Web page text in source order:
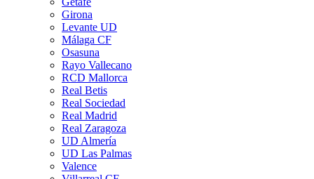
Girona
Levante UD
Málaga CF
Osasuna
Rayo Vallecano
RCD Mallorca
Real Betis
Real Sociedad
Real Madrid
Real Zaragoza
UD Almería
UD Las Palmas
Valence